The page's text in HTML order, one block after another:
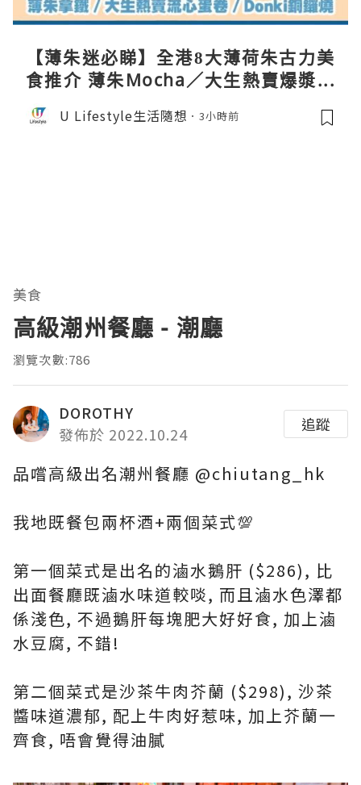
【薄朱迷必睇】全港8大薄荷朱古力美
食推介 薄朱Mocha／大生熱賣爆漿蛋
卷／Donki銅鑼燒
U Lifestyle生活隨想 3小時前
美食
高級潮州餐廳 - 潮廳
瀏覽次數:786
DOROTHY
發佈於 2022.10.24
追蹤
品嚐高級出名潮州餐廳 @chiutang_hk
我地既餐包兩杯酒+兩個菜式💯
第一個菜式是出名的滷水鵝肝 ($286), 比
出面餐廳既滷水味道較啖, 而且滷水色澤都
係淺色, 不過鵝肝每塊肥大好好食, 加上滷
水豆腐, 不錯!
第二個菜式是沙茶牛肉芥蘭 ($298), 沙茶
醬味道濃郁, 配上牛肉好惹味, 加上芥蘭一
齊食, 唔會覺得油膩